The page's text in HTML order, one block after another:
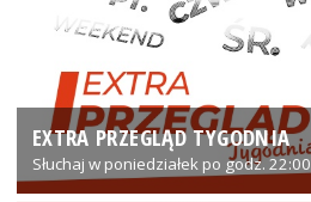
EXTRA PRZEGLĄD TYGODNIA
Słuchaj w poniedziałek po godz. 22:00